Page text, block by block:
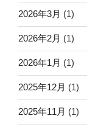
2026年3月 (1)
2026年2月 (1)
2026年1月 (1)
2025年12月 (1)
2025年11月 (1)